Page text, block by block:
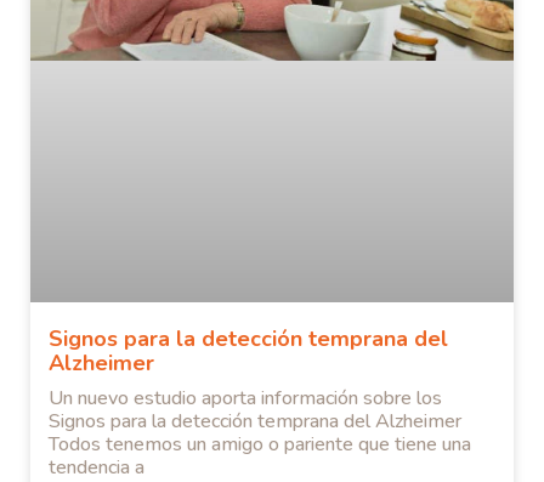
Signos para la detección temprana del
Alzheimer
Un nuevo estudio aporta información sobre los
Signos para la detección temprana del Alzheimer
Todos tenemos un amigo o pariente que tiene una
tendencia a